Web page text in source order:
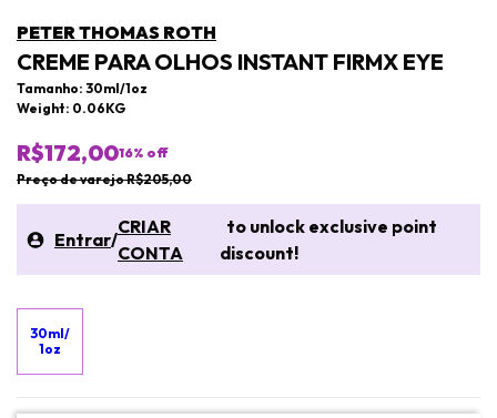
PETER THOMAS ROTH
CREME PARA OLHOS INSTANT FIRMX EYE
Tamanho: 30ml/1oz
Weight: 0.06KG
R$172,0016% off
Preço de varejo R$205,00
Entrar/
CRIAR
CONTA
to unlock exclusive point
discount!
30ml/
1oz